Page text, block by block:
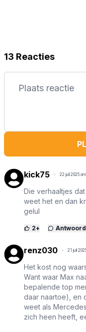
13 Reacties
kick75 22 juli 2025 om
Die verhaaltjes
weet het en dan
gelul
2+ Antwoord
renz030 21 juli
Het kost nog
Want waar Max
bepalende top
daar naartoe), en
weet als
zich heen heeft,